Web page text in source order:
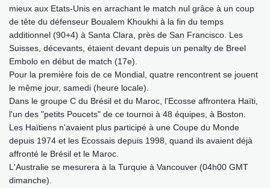
mieux aux Etats-Unis en arrachant le match nul grâce à un coup
de tête du défenseur Boualem Khoukhi à la fin du temps
additionnel (90+4) à Santa Clara, près de San Francisco. Les
Suisses, décevants, étaient devant depuis un penalty de Breel
Embolo en début de match (17e).
Pour la première fois de ce Mondial, quatre rencontrent se jouent
le même jour, samedi (heure locale).
Dans le groupe C du Brésil et du Maroc, l'Ecosse affrontera Haïti,
l'un des "petits Poucets" de ce tournoi à 48 équipes, à Boston.
Les Haïtiens n'avaient plus participé à une Coupe du Monde
depuis 1974 et les Ecossais depuis 1998, quand ils avaient déjà
affronté le Brésil et le Maroc.
L'Australie se mesurera à la Turquie à Vancouver (04h00 GMT
dimanche).